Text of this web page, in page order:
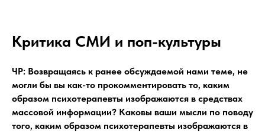
Критика СМИ и поп-культуры
ЧР: Возвращаясь к ранее обсуждаемой нами теме, не
могли бы вы как-то прокомментировать то, каким
образом психотерапевты изображаются в средствах
массовой информации? Каковы ваши мысли по поводу
того, каким образом психотерапевты изображаются в